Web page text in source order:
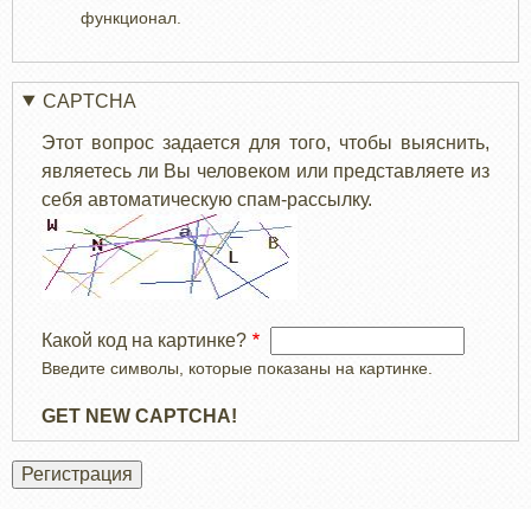
функционал.
CAPTCHA
Этот вопрос задается для того, чтобы выяснить,
являетесь ли Вы человеком или представляете из
себя автоматическую спам-рассылку.
Какой код на картинке?
Введите символы, которые показаны на картинке.
GET NEW CAPTCHA!